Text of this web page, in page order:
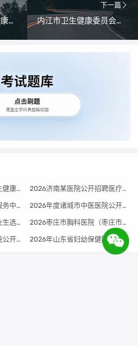
2026年诸城市卫生健康局所属事业单位公开招聘工作人员公告
下一篇
内江市卫生健康委员会关于引进医学博士拟录用人员名单公示
2026年青岛市城阳区卫生健康局所属事业单位公开招聘高级人才和博士公告（12名）
2026济南某医院公开招聘医疗工作人员公告（17人）
2026淄博淄江社区卫生服务中心工作人员招聘公告
2026年度诸城市中医医院公开招聘工作人员公告
2026菏泽市公费医学毕业生选聘212人公告
2026枣庄市胸科医院（枣庄市肿瘤医院、枣庄市公共卫生临床中心、枣庄市职业病防治院）公开招聘劳务派遣制工作人员简章
2026年山东省妇幼保健院公开招聘人员公告（23名）
2026年山东省妇幼保健院公开招聘博士、高级岗位人员公告（31名）